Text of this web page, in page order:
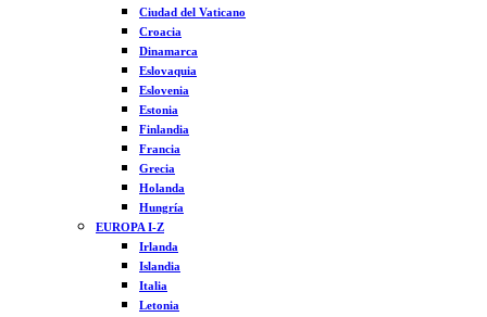
Ciudad del Vaticano
Croacia
Dinamarca
Eslovaquia
Eslovenia
Estonia
Finlandia
Francia
Grecia
Holanda
Hungría
EUROPA I-Z
Irlanda
Islandia
Italia
Letonia